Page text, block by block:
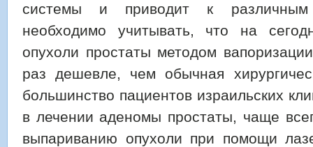
системы и приводит к различным
необходимо учитывать, что на
опухоли простаты методом
раз дешевле, чем обычная
большинство пациентов израильских
в лечении аденомы простаты, чаще
выпариванию опухоли при помощи